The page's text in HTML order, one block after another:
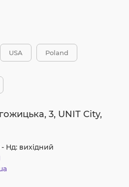
USA Poland
3, UNIT City,
Нд: вихідний